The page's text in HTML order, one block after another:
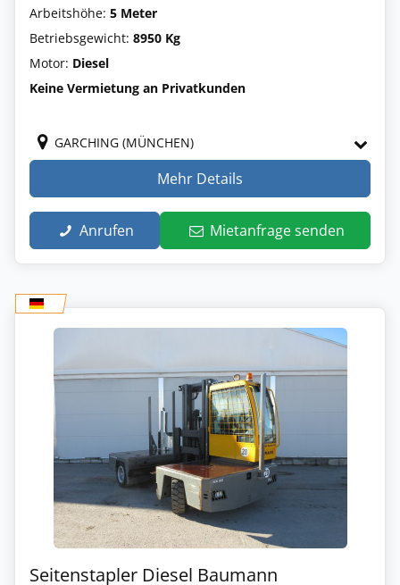
Arbeitshöhe: 5 Meter
Betriebsgewicht: 8950 Kg
Motor: Diesel
Keine Vermietung an Privatkunden
GARCHING (MÜNCHEN)
Mehr Details
Anrufen Mietanfrage senden
Seitenstapler Diesel Baumann